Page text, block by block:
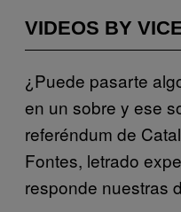
VIDEOS BY
¿Puede pasarte
en un sobre y ese
referéndum de
Fontes, letrado
responde nuestras